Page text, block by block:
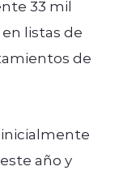
33 mil
listas de
de
inicialmente
año y